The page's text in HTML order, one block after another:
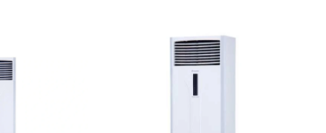
đứng thì Casper đang từng bước, từng
Casper vẻ đẹp